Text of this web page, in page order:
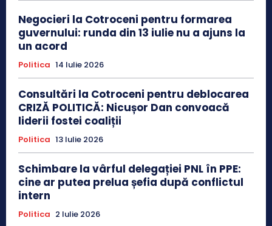
Negocieri la Cotroceni pentru formarea
guvernului: runda din 13 iulie nu a ajuns la
un acord
Politica 14 Iulie 2026
Consultări la Cotroceni pentru deblocarea
CRIZĂ POLITICĂ: Nicușor Dan convoacă
liderii fostei coaliții
Politica 13 Iulie 2026
Schimbare la vârful delegației PNL în PPE:
cine ar putea prelua șefia după conflictul
intern
Politica 2 Iulie 2026